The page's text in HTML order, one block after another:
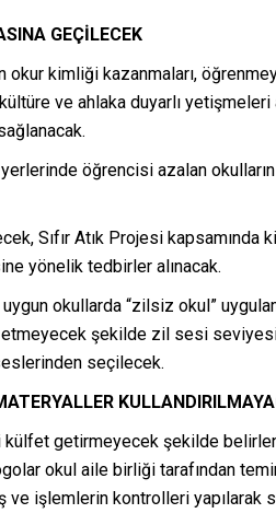
GEÇİLECEK
kimliği kazanmaları,
ve ahlaka duyarlı yetişmeleri
öğrencisi azalan okulların
Sıfır Atık Projesi kapsamında
yönelik tedbirler alınacak.
okullarda “zilsiz okul”
etmeyecek şekilde zil sesi
seçilecek.
getirmeyecek şekilde
okul aile birliği tarafından
ve işlemlerin kontrolleri